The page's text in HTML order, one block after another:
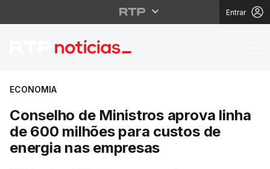
Entrar
Conselho de
ECONOMIA
Conselho de Ministros aprova linha
de 600 milhões para custos de
energia nas empresas